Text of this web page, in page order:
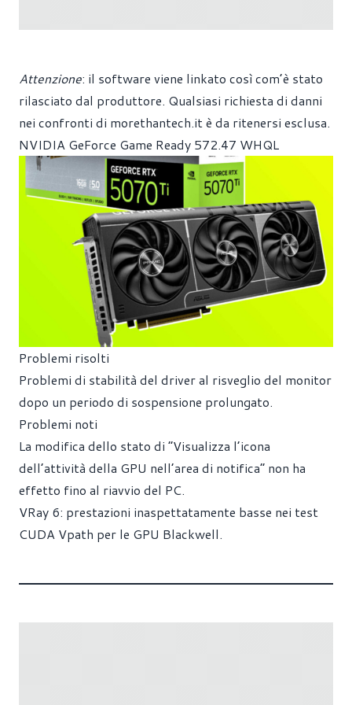
Attenzione: il software viene linkato così com’è stato
rilasciato dal produttore. Qualsiasi richiesta di danni
nei confronti di morethantech.itè da ritenersi esclusa.
NVIDIA GeForce Game Ready 572.47 WHQL
Problemi risolti
Problemi di stabilità del driver al risveglio del monitor
dopo un periodo di sospensione prolungato.
Problemi noti
La modifica dello stato di “Visualizza l’icona
dell’attività della GPU nell’area di notifica” non ha
effetto fino al riavvio del PC.
VRay 6: prestazioni inaspettatamente basse nei test
CUDA Vpath per le GPU Blackwell.